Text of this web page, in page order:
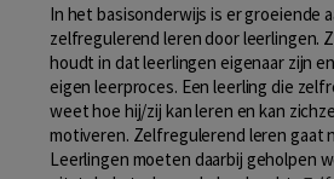
In het basisonderwijs is er groeiende
zelfregulerend leren door leerlingen.
houdt in dat leerlingen eigenaar zijn
eigen leerproces. Een leerling die
weet hoe hij/zij kan leren en kan
motiveren. Zelfregulerend leren gaat
Leerlingen moeten daarbij geholpen